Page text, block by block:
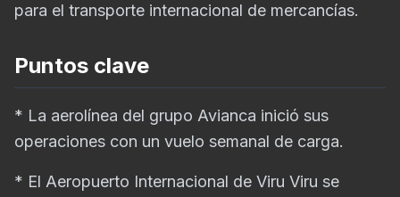
para el transporte internacional de mercancías.
Puntos clave
* La aerolínea del grupo Avianca inició sus
operaciones con un vuelo semanal de carga.
* El Aeropuerto Internacional de Viru Viru se